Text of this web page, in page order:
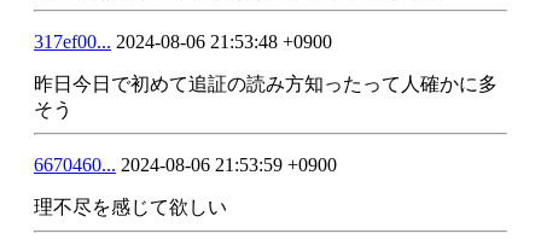
317ef00... 2024-08-06 21:53:48 +0900
昨日今日で初めて追証の読み方知ったって人確かに多
そう
6670460... 2024-08-06 21:53:59 +0900
理不尽を感じて欲しい